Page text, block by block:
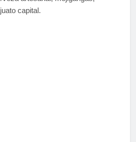
capital.